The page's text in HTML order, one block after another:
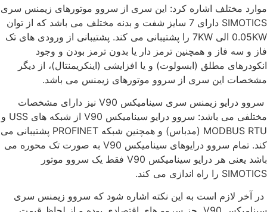
موارد مختلف اشاره کرد: این سری از سروو موتورهای زیمنس سری
SIMOTICS دارای 7 سایز شفت و بدنه مختلف می باشد که از توان
0.05KW الی 7KW را پشتیبانی می کند. پشتیبانی از ورودی های تک
فاز و سه فاز و همچنین ترمز دار یا بدون ترمز بودن و وجود
انکودرهای مطلق (ابسولوت) و یا افزایشی (اینکریمنتال)، از دیگر
مشخصات این سری از سروو موتورهای زیمنس می باشد.
سروو درایو زیمنس سری سینامیکس V90 نیز دارای مشخصات
مختلفی می باشد: سروو درایو سینامیکس V90 از شبکه های USS و
MODBUS RTU (مدباس) و همچنین شبکه PROFINET پشتیبانی می
کند. تمام سروو درایوهای سینامیکس V90 به صورت تک محوره می
باشد یعنی هر درایو سینامیکس V90 فقط یک سروو موتور
SIMOTICS را راه اندازی می کند.
در آخر لازم است به این نکته اشاره شود که سروو زیمنس سری